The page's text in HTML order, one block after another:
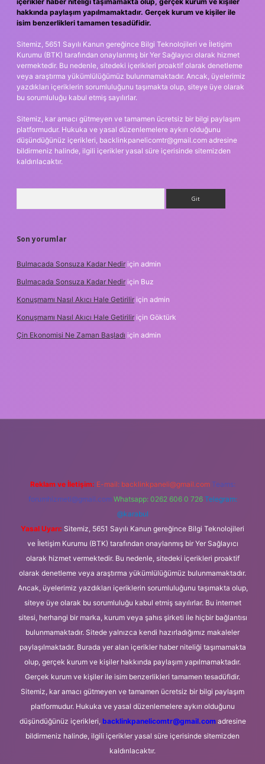
hakkında paylaşım yapılmamaktadır. Gerçek kurum ve kişiler ile
isim benzerlikleri tamamen tesadüfidir.
Sitemiz, 5651 Sayılı Kanun gereğince Bilgi Teknolojileri ve İletişim
Kurumu (BTK) tarafından onaylanmış bir Yer Sağlayıcı olarak hizmet
vermektedir. Bu nedenle, sitedeki içerikleri proaktif olarak denetleme
veya araştırma yükümlülüğümüz bulunmamaktadır. Ancak, üyelerimiz
yazdıkları içeriklerin sorumluluğunu taşımakta olup, siteye üye olarak
bu sorumluluğu kabul etmiş sayılırlar.
Sitemiz, kar amacı gütmeyen ve tamamen ücretsiz bir bilgi paylaşım
platformudur. Hukuka ve yasal düzenlemelere aykırı olduğunu
düşündüğünüz içerikleri, backlinkpanelicomtr@gmail.com adresine
bildirmeniz halinde, ilgili içerikler yasal süre içerisinde sitemizden
kaldırılacaktır.
Son yorumlar
Bulmacada Sonsuza Kadar Nedir için admin
Bulmacada Sonsuza Kadar Nedir için Buz
Konuşmamı Nasıl Akıcı Hale Getirilir için admin
Konuşmamı Nasıl Akıcı Hale Getirilir için Göktürk
Çin Ekonomisi Ne Zaman Başladı için admin
Reklam ve İletişim: E-mail: backlinkpaneli@gmail.com Teams:
forumhizmeti@gmail.com Whatsapp: 0262 606 0 726 Telegram:
@karabul
Yasal Uyarı: Sitemiz, 5651 Sayılı Kanun gereğince Bilgi Teknolojileri
ve İletişim Kurumu (BTK) tarafından onaylanmış bir Yer Sağlayıcı
olarak hizmet vermektedir. Bu nedenle, sitedeki içerikleri proaktif
olarak denetleme veya araştırma yükümlülüğümüz bulunmamaktadır.
Ancak, üyelerimiz yazdıkları içeriklerin sorumluluğunu taşımakta olup,
siteye üye olarak bu sorumluluğu kabul etmiş sayılırlar. Bu internet
sitesi, herhangi bir marka, kurum veya şahıs şirketi ile hiçbir bağlantısı
bulunmamaktadır. Sitede yalnızca kendi hazırladığımız makaleler
paylaşılmaktadır. Burada yer alan içerikler haber niteliği taşımamakta
olup, gerçek kurum ve kişiler hakkında paylaşım yapılmamaktadır.
Gerçek kurum ve kişiler ile isim benzerlikleri tamamen tesadüfidir.
Sitemiz, kar amacı gütmeyen ve tamamen ücretsiz bir bilgi paylaşım
platformudur. Hukuka ve yasal düzenlemelere aykırı olduğunu
düşündüğünüz içerikleri, backlinkpanelicomtr@gmail.comadresine
bildirmeniz halinde, ilgili içerikler yasal süre içerisinde sitemizden
kaldırılacaktır.